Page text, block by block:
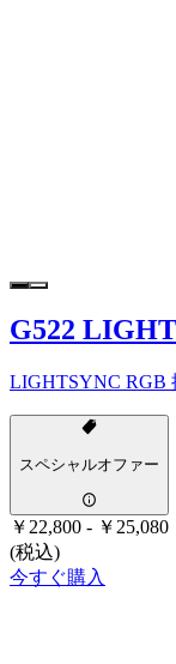
G522
LIGHTSYNC RGB
スペシャルオファー
￥22,800 - ￥25,080
(税込)
今すぐ購入